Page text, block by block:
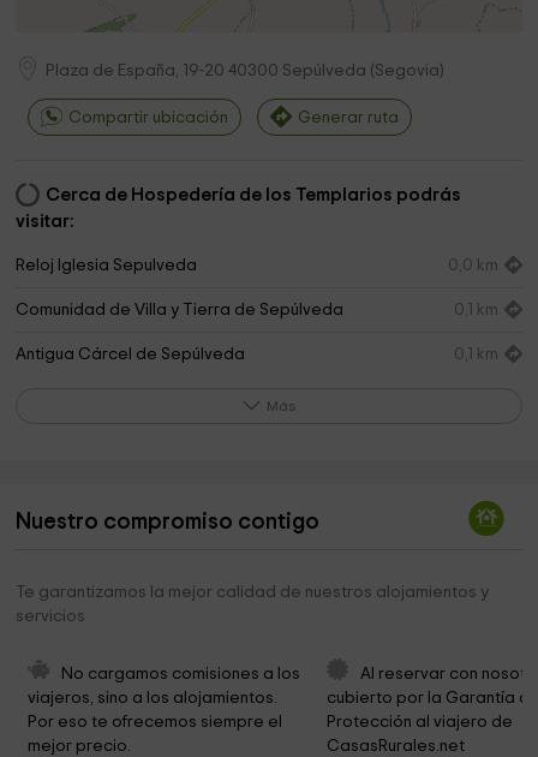
Plaza de España, 19-20 40300 Sepúlveda (Segovia)
Compartir ubicación Generar ruta
Cerca de Hospedería de los Templarios podrás
visitar:
Reloj Iglesia Sepulveda 0,0 km
Comunidad de Villa y Tierra de Sepúlveda 0,1 km
Antigua Cárcel de Sepúlveda 0,1 km
Museo de los Fueros 0,2 km
Pastor
Ayuntamiento De Sepúlveda 0,2 km
Museo Lope Tablada De Diego 0,3 km
Más
Nuestro compromiso contigo
Te garantizamos la mejor calidad de nuestros alojamientos y
servicios
No cargamos comisiones a los
viajeros, sino a los alojamientos.
Por eso te ofrecemos siempre el
mejor precio.
Al reservar con
cubierto por la Garantía
Protección al viajero de
CasasRurales.net